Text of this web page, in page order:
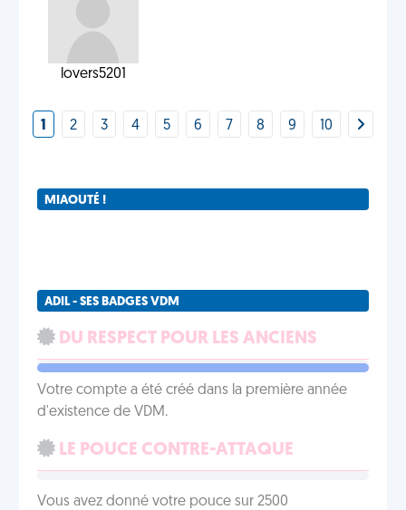
lovers5201
1 2 3 4 5 6 7 8 9 10
MIAOUTÉ !
ADIL - SES BADGES VDM
DU RESPECT POUR LES ANCIENS
Votre compte a été créé dans la première année
d'existence de VDM.
LE POUCE CONTRE-ATTAQUE
Vous avez donné votre pouce sur 2500